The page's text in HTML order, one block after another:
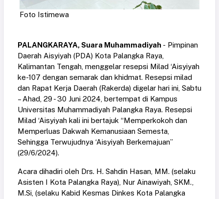
Foto Istimewa
PALANGKARAYA, Suara Muhammadiyah - Pimpinan
Daerah Aisyiyah (PDA) Kota Palangka Raya,
Kalimantan Tengah, menggelar resepsi Milad ‘Aisyiyah
ke-107 dengan semarak dan khidmat. Resepsi milad
dan Rapat Kerja Daerah (Rakerda) digelar hari ini, Sabtu
– Ahad, 29 - 30 Juni 2024, bertempat di Kampus
Universitas Muhammadiyah Palangka Raya. Resepsi
Milad ‘Aisyiyah kali ini bertajuk “Memperkokoh dan
Memperluas Dakwah Kemanusiaan Semesta,
Sehingga Terwujudnya ‘Aisyiyah Berkemajuan”
(29/6/2024).
Acara dihadiri oleh Drs. H. Sahdin Hasan, MM. (selaku
Asisten I Kota Palangka Raya), Nur Ainawiyah, SKM.,
M.Si, (selaku Kabid Kesmas Dinkes Kota Palangka